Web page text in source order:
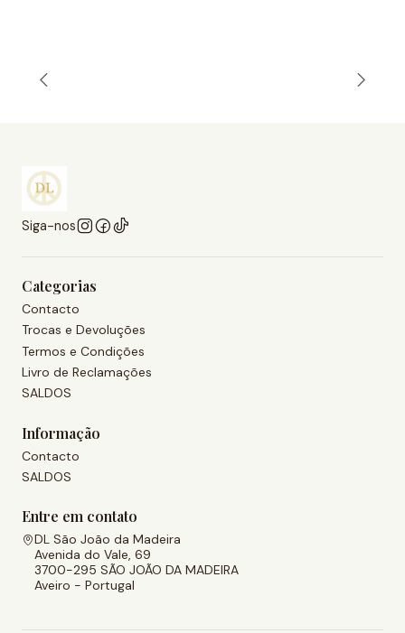
Siga-nos
Categorias
Contacto
Trocas e Devoluções
Termos e Condições
Livro de Reclamações
SALDOS
Informação
Contacto
SALDOS
Entre em contato
DL São João da Madeira
Avenida do Vale, 69
3700-295 SÃO JOÃO DA MADEIRA
Aveiro - Portugal